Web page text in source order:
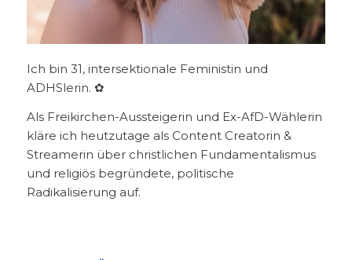
Ich bin 31, intersektionale Feministin und
ADHSlerin. ✿
Als Freikirchen-Aussteigerin und Ex-AfD-Wählerin
kläre ich heutzutage als Content Creatorin &
Streamerin über christlichen Fundamentalismus
und religiös begründete, politische
Radikalisierung auf.